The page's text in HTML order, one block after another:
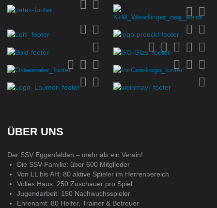
ÜBER UNS
Der SSV Eggenfelden – mehr als ein Verein!
Die SSV-Familie: über 600 Mitglieder
Von LL bis AH: 80 aktive Spieler im Herrenbereich
Volles Haus: 250 Zuschauer pro Spiel
Jugendarbeit: 150 Nachwuchsspieler
Ehrenamt: 80 Helfer, Trainer & Betreuer